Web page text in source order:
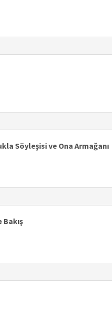
Söyleşisi ve Ona Armağanı
Bakış